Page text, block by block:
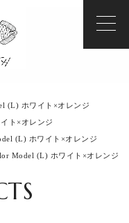
(L) ホワイト×オレンジ
ト×オレンジ
(L) ホワイト×オレンジ
Model (L) ホワイト×オレンジ